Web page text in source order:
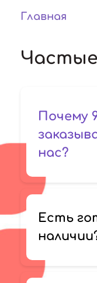
Главная
Почему
нас?
Есть